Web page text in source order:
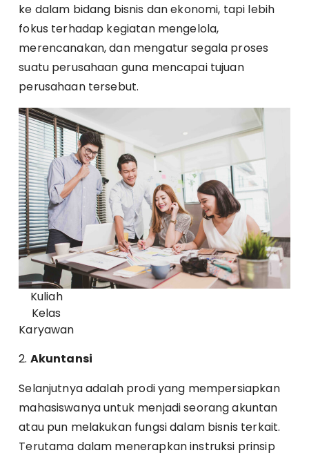
ke dalam bidang bisnis dan ekonomi, tapi lebih
fokus terhadap kegiatan mengelola,
merencanakan, dan mengatur segala proses
suatu perusahaan guna mencapai tujuan
perusahaan tersebut.
Kuliah
Kelas
Karyawan
2. Akuntansi
Selanjutnya adalah prodi yang mempersiapkan
mahasiswanya untuk menjadi seorang akuntan
atau pun melakukan fungsi dalam bisnis terkait.
Terutama dalam menerapkan instruksi prinsip